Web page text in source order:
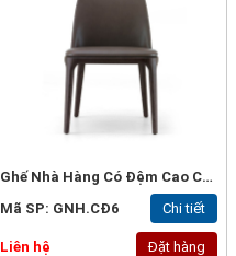
Ghế Nhà Hàng Có Đệm Cao Cấp
Mã SP: GNH.CĐ6
Chi tiết
Liên hệ Đặt hàng